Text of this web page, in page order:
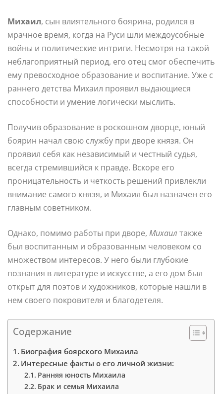
Михаил, сын влиятельного боярина, родился в
мрачное время, когда на Руси шли междоусобные
войны и политические интриги. Несмотря на такой
неблагоприятный период, его отец смог обеспечить
ему превосходное образование и воспитание. Уже с
раннего детства Михаил проявил выдающиеся
способности и умение логически мыслить.
Получив образование в роскошном дворце, юный
боярин начал свою службу при дворе князя. Он
проявил себя как независимый и честный судья,
всегда стремившийся к правде. Вскоре его
проницательность и четкость решений привлекли
внимание самого князя, и Михаил был назначен его
главным советником.
Однако, помимо работы при дворе, Михаил также
был воспитанным и образованным человеком со
множеством интересов. У него были глубокие
познания в литературе и искусстве, а его дом был
открыт для поэтов и художников, которые нашли в
нем своего покровителя и благодетеля.
Содержание
Биография боярского Михаила
Интересные факты о его личной жизни:
Ранняя юность Михаила
Брак и семья Михаила